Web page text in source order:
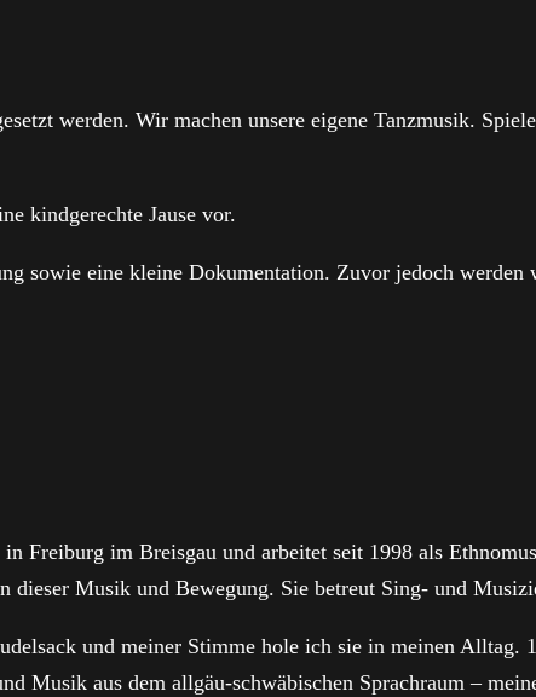
werden. Wir machen unsere eigene Tanzmusik.
kindgerechte Jause vor.
sowie eine kleine Dokumentation. Zuvor jedoch
Freiburg im Breisgau und arbeitet seit 1998 als
Musik und Bewegung. Sie betreut Sing- und
und meiner Stimme hole ich sie in meinen Alltag.
Musik aus dem allgäu-schwäbischen Sprachraum –